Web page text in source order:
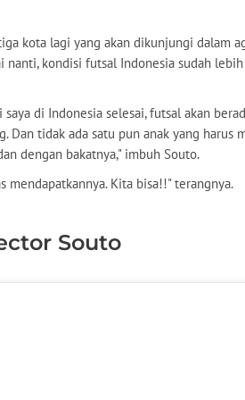
kota lagi yang akan dikunjungi dalam
nanti, kondisi futsal Indonesia sudah
saya di Indonesia selesai, futsal akan
Dan tidak ada satu pun anak yang harus
dengan bakatnya," imbuh Souto.
mendapatkannya. Kita bisa!!" terangnya.
Souto